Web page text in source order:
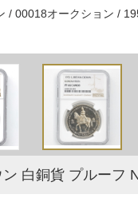
/ 00018オークション /
白銅貨 プルーフ